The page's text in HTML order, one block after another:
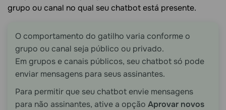
grupo ou canal no qual seu chatbot está presente.
O comportamento do gatilho varia conforme o
grupo ou canal seja público ou privado.
Em grupos e canais públicos, seu chatbot só pode
enviar mensagens para seus assinantes.
Para permitir que seu chatbot envie mensagens
para não assinantes, ative a opção Aprovar novos